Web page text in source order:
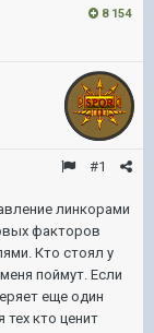
8 154
#1
линкорами
факторов
Кто стоял у
поймут. Если
еще один
кто ценит